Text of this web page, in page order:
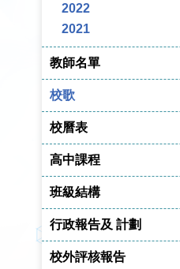
2022
2021
教師名單
校歌
校曆表
高中課程
班級結構
行政報告及 計劃
校外評核報告